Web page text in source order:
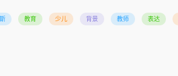
教育 少儿 背景 教师 表达